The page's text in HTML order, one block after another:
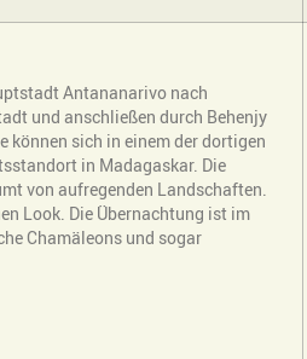
Antananarivo nach
und anschließen durch Behenjy
können sich in einem der dortigen
in Madagaskar. Die
von aufregenden Landschaften.
Look. Die Übernachtung ist im
Chamäleons und sogar